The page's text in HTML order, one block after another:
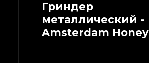
Гриндер
металлический -
Amsterdam Honey